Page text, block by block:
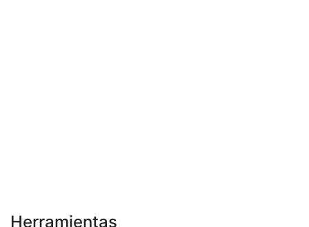
Herramientas